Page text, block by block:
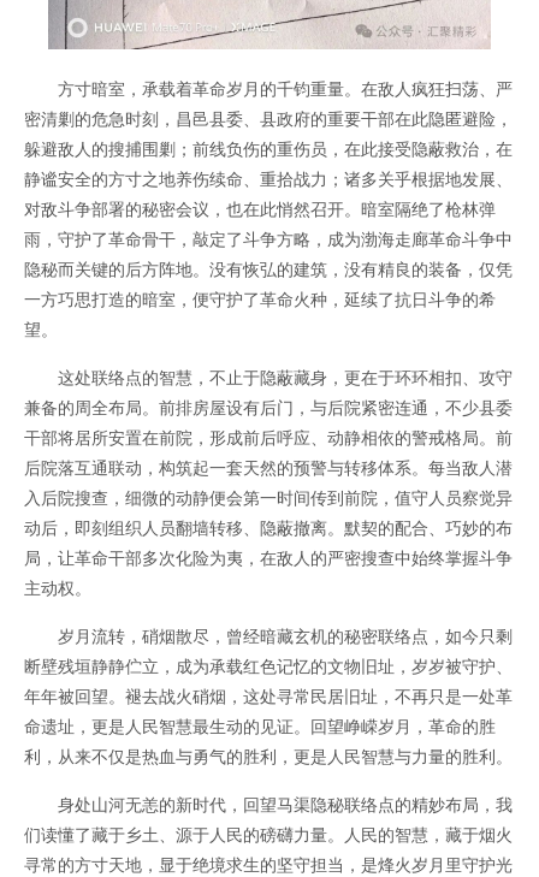
方寸暗室，承载着革命岁月的千钧重量。在敌人疯狂扫荡、严
密清剿的危急时刻，昌邑县委、县政府的重要干部在此隐匿避险，
躲避敌人的搜捕围剿；前线负伤的重伤员，在此接受隐蔽救治，在
静谧安全的方寸之地养伤续命、重拾战力；诸多关乎根据地发展、
对敌斗争部署的秘密会议，也在此悄然召开。暗室隔绝了枪林弹
雨，守护了革命骨干，敲定了斗争方略，成为渤海走廊革命斗争中
隐秘而关键的后方阵地。没有恢弘的建筑，没有精良的装备，仅凭
一方巧思打造的暗室，便守护了革命火种，延续了抗日斗争的希
望。
这处联络点的智慧，不止于隐蔽藏身，更在于环环相扣、攻守
兼备的周全布局。前排房屋设有后门，与后院紧密连通，不少县委
干部将居所安置在前院，形成前后呼应、动静相依的警戒格局。前
后院落互通联动，构筑起一套天然的预警与转移体系。每当敌人潜
入后院搜查，细微的动静便会第一时间传到前院，值守人员察觉异
动后，即刻组织人员翻墙转移、隐蔽撤离。默契的配合、巧妙的布
局，让革命干部多次化险为夷，在敌人的严密搜查中始终掌握斗争
主动权。
岁月流转，硝烟散尽，曾经暗藏玄机的秘密联络点，如今只剩
断壁残垣静静伫立，成为承载红色记忆的文物旧址，岁岁被守护、
年年被回望。褪去战火硝烟，这处寻常民居旧址，不再只是一处革
命遗址，更是人民智慧最生动的见证。回望峥嵘岁月，革命的胜
利，从来不仅是热血与勇气的胜利，更是人民智慧与力量的胜利。
身处山河无恙的新时代，回望马渠隐秘联络点的精妙布局，我
们读懂了藏于乡土、源于人民的磅礴力量。人民的智慧，藏于烟火
寻常的方寸天地，显于绝境求生的坚守担当，是烽火岁月里守护光